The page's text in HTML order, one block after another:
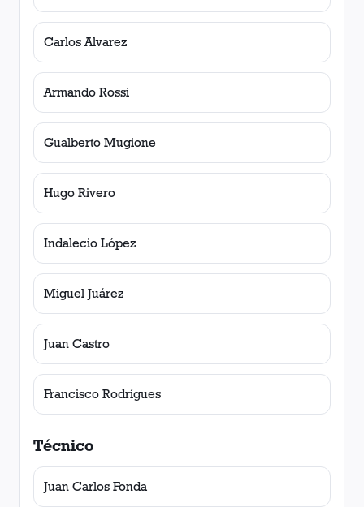
Carlos Alvarez
Armando Rossi
Gualberto Mugione
Hugo Rivero
Indalecio López
Miguel Juárez
Juan Castro
Francisco Rodrígues
Técnico
Juan Carlos Fonda